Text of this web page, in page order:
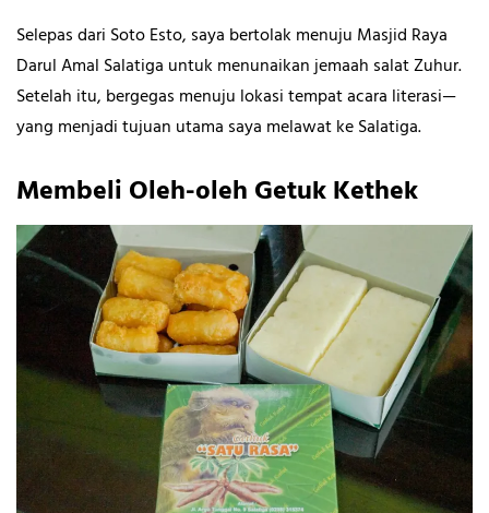
Selepas dari Soto Esto, saya bertolak menuju Masjid Raya
Darul Amal Salatiga untuk menunaikan jemaah salat Zuhur.
Setelah itu, bergegas menuju lokasi tempat acara literasi—
yang menjadi tujuan utama saya melawat ke Salatiga.
Membeli Oleh-oleh Getuk Kethek